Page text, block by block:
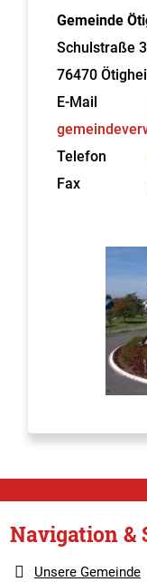
Gemeinde
Schulstraße 3
76470
E-Mail
Telefon
Fax
Navigation &
Unsere Gemeinde